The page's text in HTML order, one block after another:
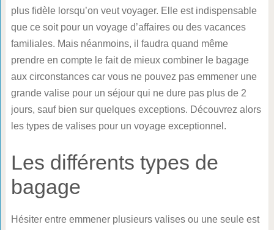
plus fidèle lorsqu’on veut voyager. Elle est indispensable
que ce soit pour un voyage d’affaires ou des vacances
familiales. Mais néanmoins, il faudra quand même
prendre en compte le fait de mieux combiner le bagage
aux circonstances car vous ne pouvez pas emmener une
grande valise pour un séjour qui ne dure pas plus de 2
jours, sauf bien sur quelques exceptions. Découvrez alors
les types de valises pour un voyage exceptionnel.
Les différents types de
bagage
Hésiter entre emmener plusieurs valises ou une seule est